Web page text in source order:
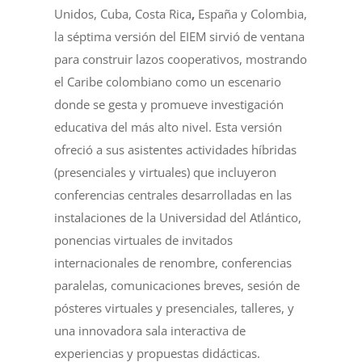
Unidos, Cuba, Costa Rica, España y Colombia,
la séptima versión del EIEM sirvió de ventana
para construir lazos cooperativos, mostrando
el Caribe colombiano como un escenario
donde se gesta y promueve investigación
educativa del más alto nivel. Esta versión
ofreció a sus asistentes actividades híbridas
(presenciales y virtuales) que incluyeron
conferencias centrales desarrolladas en las
instalaciones de la Universidad del Atlántico,
ponencias virtuales de invitados
internacionales de renombre, conferencias
paralelas, comunicaciones breves, sesión de
pósteres virtuales y presenciales, talleres, y
una innovadora sala interactiva de
experiencias y propuestas didácticas.